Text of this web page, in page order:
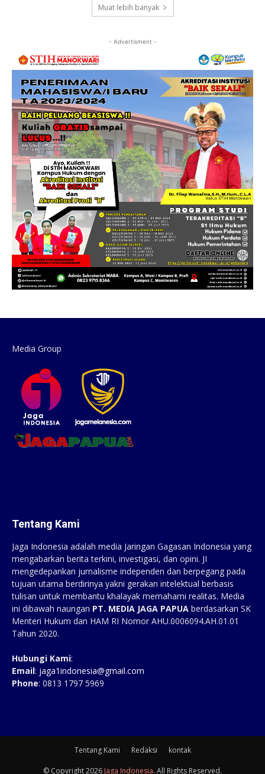
Muat lebih banyak
- Advertisment -
Media Group
Tentang Kami
Jaga Indonesia adalah media Jaringan Gagasan Indonesia yang
mengabarkan berita terkini, investigasi, dan opini. JI
mengedepankan jurnalisme independen dan berpegang pada
tujuan utama berdirinya yakni gerakan intelektual berbasis
tulisan untuk membantu khalayak memahami realitas. Media
ini dibawah naungan PT. MEDIA JAGA PAPUA berdasarkan SK
Menteri Hukum dan HAM RI Nomor AHU.0006094.AH.01.01
Tahun 2020.
Hubungi Kami:
Email: jaga1indonesia@gmail.com
Phone: 0813 1797 5969
Tentang Kami Redaksi kontak
© Copyright 2026 Jaga Indonesia. All Rights Reserved.